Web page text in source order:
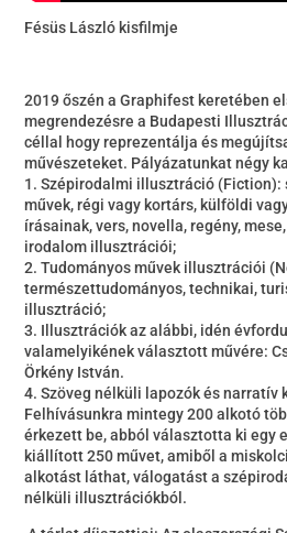
Fésüs László kisfilmje
2019 őszén a Graphifest keretében
megrendezésre a Budapesti
céllal hogy reprezentálja és
művészeteket. Pályázatunkat négy
1. Szépirodalmi illusztráció
művek, régi vagy kortárs, külföldi
írásainak, vers, novella, regény,
irodalom illusztrációi;
2. Tudományos művek illusztrációi
természettudományos, technikai,
illusztráció;
3. Illusztrációk az alábbi, idén
valamelyikének választott művére:
Örkény István.
4. Szöveg nélküli lapozók és narratív
Felhívásunkra mintegy 200 alkotó
érkezett be, abból választotta ki egy
kiállított 250 művet, amiből a
alkotást láthat, válogatást a
nélküli illusztrációkból.